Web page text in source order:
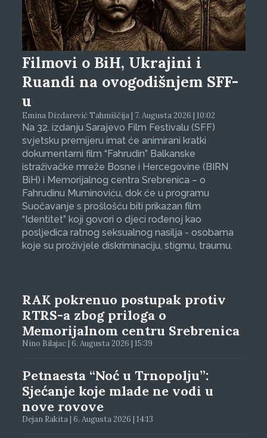
Filmovi o BiH, Ukrajini i
Ruandi na ovogodišnjem SFF-
u
Emina Dizdarević Tahmiščija | 7. Augusta 2026 | 10:02
Na 32. izdanju Sarajevo Film Festivalu (SFF)
svjetsku premijeru imat će animirani kratki
dokumentarni film “Fahrudin” Balkanske
istraživačke mreže Bosne i Hercegovine (BIRN
BiH) i Memorijalnog centra Srebrenica – o
Fahrudinu Muminoviću, dok će u programu
Suočavanje s prošlošću biti prikazan film
“Identitet” koji govori o djeci rođenoj kao
posljedica ratnog seksualnog nasilja - osobama
koje su proživjele diskriminaciju, stigmu, traumu.
RAK pokrenuo postupak protiv
RTRS-a zbog priloga o
Memorijalnom centru Srebrenica
Nino Bilajac | 6. Augusta 2026 | 15:39
Petnaesta “Noć u Trnopolju”:
Sjećanje koje mlade ne vodi u
nove rovove
Dejan Rakita | 6. Augusta 2026 | 14:13